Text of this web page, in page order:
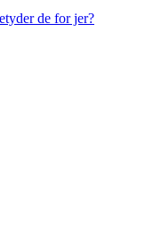
de for jer?